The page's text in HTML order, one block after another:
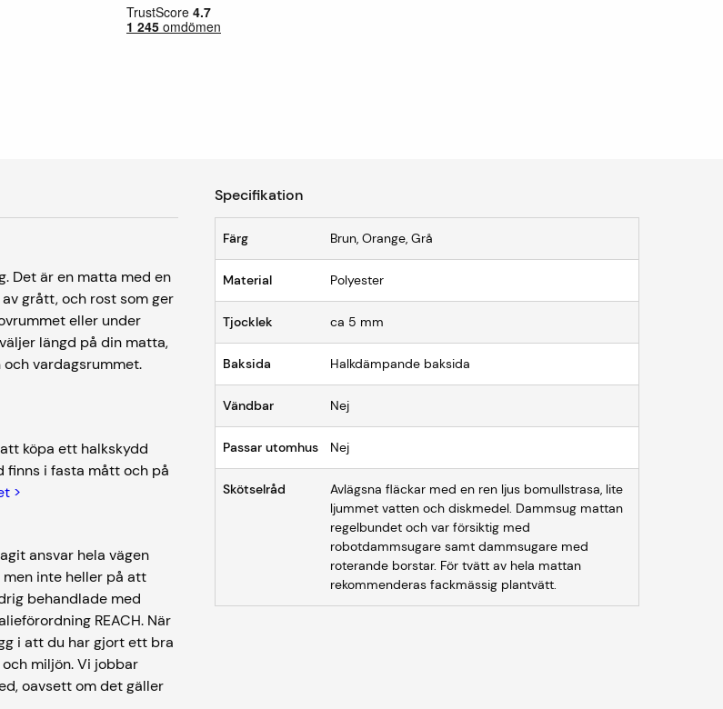
Det är en matta med en
grått, och rost som ger
eller under
längd på din matta,
vardagsrummet.
köpa ett halkskydd
finns i fasta mått och på
>
ansvar hela vägen
inte heller på att
behandlade med
REACH. När
i att du har gjort ett bra
miljön. Vi jobbar
oavsett om det gäller
Specifikation
Färg Brun, Orange, Grå
Material Polyester
Tjocklek ca 5 mm
Baksida Halkdämpande baksida
Vändbar Nej
Passar utomhus Nej
Skötselråd
Avlägsna fläckar med en ren ljus bomullstrasa, lite
ljummet vatten och diskmedel. Dammsug mattan
regelbundet och var försiktig med
robotdammsugare samt dammsugare med
roterande borstar. För tvätt av hela mattan
rekommenderas fackmässig plantvätt.